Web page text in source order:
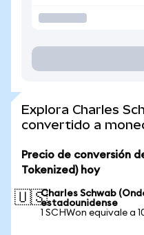
Explora Charles
convertido a
Precio de conversión
Tokenized) hoy
🇺🇸Charles Schwab
estadounidense
1 SCHWon equivale a